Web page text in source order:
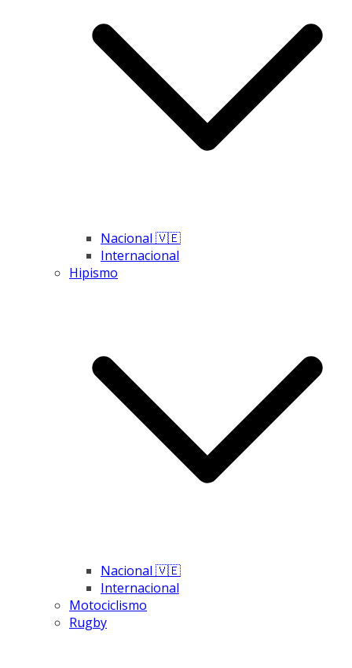
Nacional 🇻🇪
Internacional
Hipismo
Nacional 🇻🇪
Internacional
Motociclismo
Rugby